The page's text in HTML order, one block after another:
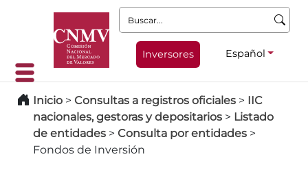
Buscar:
Inversores Español
Inicio > Consultas a registros oficiales > IIC
nacionales, gestoras y depositarios > Listado
de entidades > Consulta por entidades >
Fondos de Inversión